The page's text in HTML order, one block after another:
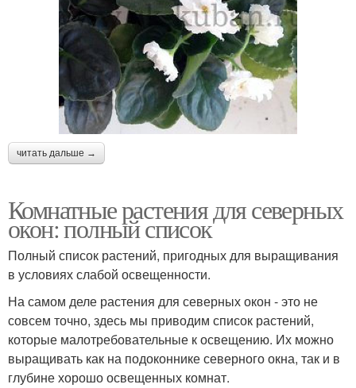
читать дальше →
Комнатные растения для северных
окон: полный список
Полный список растений, пригодных для выращивания
в условиях слабой освещенности.
На самом деле растения для северных окон - это не
совсем точно, здесь мы приводим список растений,
которые малотребовательные к освещению. Их можно
выращивать как на подоконнике северного окна, так и в
глубине хорошо освещенных комнат.